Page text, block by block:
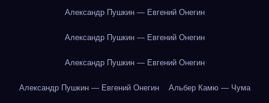
Александр Пушкин — Евгений Онегин
Александр Пушкин — Евгений Онегин
Александр Пушкин — Евгений Онегин
Александр Пушкин — Евгений Онегин Альбер Камю — Чума